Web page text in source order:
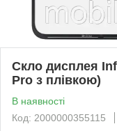
Скло дисплея
Pro з плівкою)
В наявності
Код: 2000000355115